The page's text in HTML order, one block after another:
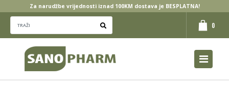
Za narudžbe vrijednosti iznad 100KM dostava je BESPLATNA!
0